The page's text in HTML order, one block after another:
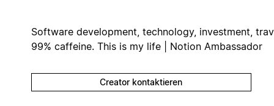
Software development, technology, investment,
99% caffeine. This is my life | Notion Ambassador
Creator kontaktieren